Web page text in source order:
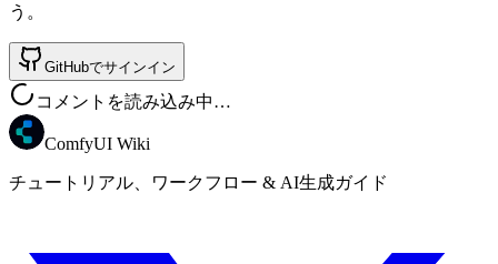
う。
GitHubでサインイン
コメントを読み込み中…
ComfyUI Wiki
チュートリアル、ワークフロー & AI生成ガイド